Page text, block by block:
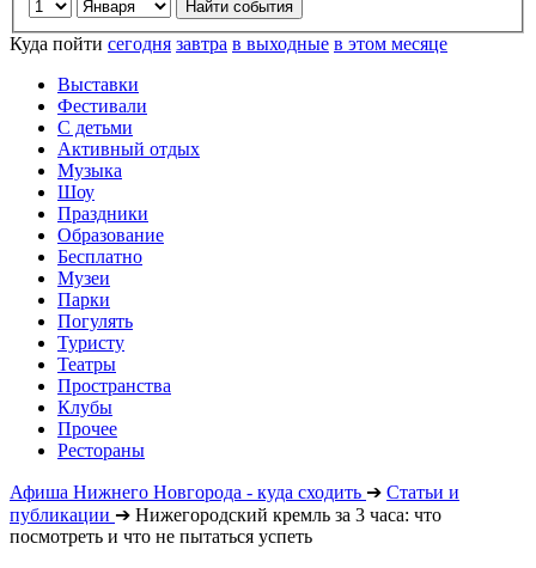
Куда пойти сегодня завтра в выходные в этом месяце
Выставки
Фестивали
С детьми
Активный отдых
Музыка
Шоу
Праздники
Образование
Бесплатно
Музеи
Парки
Погулять
Туристу
Театры
Пространства
Клубы
Прочее
Рестораны
Афиша Нижнего Новгорода - куда сходить ➔ Статьи и
публикации ➔ Нижегородский кремль за 3 часа: что
посмотреть и что не пытаться успеть